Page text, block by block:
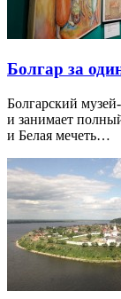
Болгар за
Болгарский
и занимает
и Белая мечеть…